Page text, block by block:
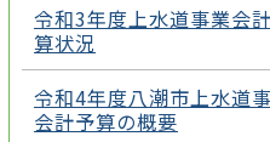
令和3年度上水道事業会
算状況
令和4年度八潮市上水道
会計予算の概要